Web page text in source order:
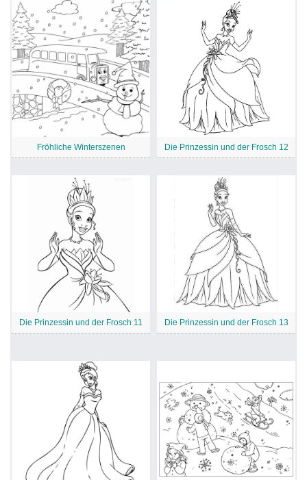
Fröhliche Winterszenen Die Prinzessin und der Frosch 12
Die Prinzessin und der Frosch 11 Die Prinzessin und der Frosch 13